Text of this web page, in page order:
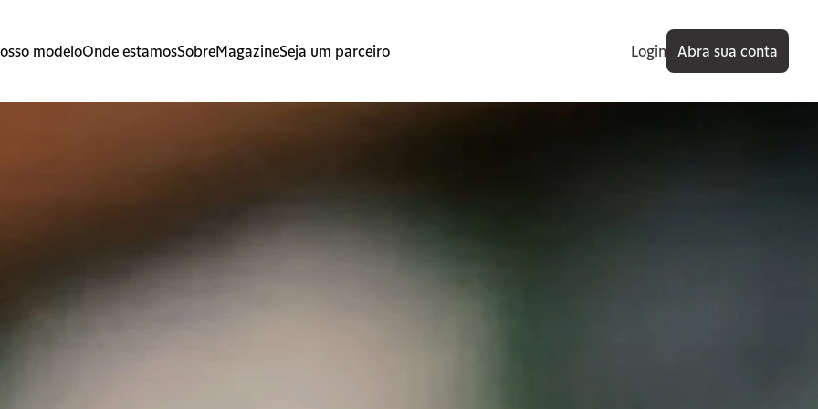
modeloOnde estamosSobreMagazineSeja um parceiro Login Abra sua conta